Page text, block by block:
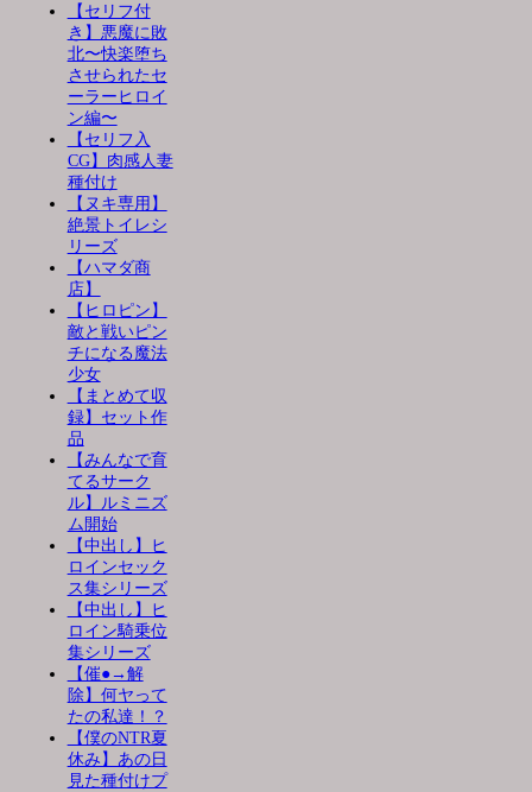
【セリフ付
き】悪魔に敗
北〜快楽堕ち
させられたセ
ーラーヒロイ
ン編〜
【セリフ入
CG】肉感人妻
種付け
【ヌキ専用】
絶景トイレシ
リーズ
【ハマダ商
店】
【ヒロピン】
敵と戦いピン
チになる魔法
少女
【まとめて収
録】セット作
品
【みんなで育
てるサーク
ル】ルミニズ
ム開始
【中出し】ヒ
ロインセック
ス集シリーズ
【中出し】ヒ
ロイン騎乗位
集シリーズ
【催●→解
除】何ヤって
たの私達！？
【僕のNTR夏
休み】あの日
見た種付けプ